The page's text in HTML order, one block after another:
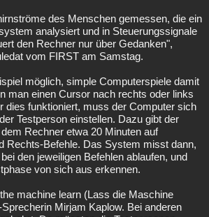
des Menschen gemessen, die ein
analysiert und in Steuerungssignale
den Rechner nur über Gedanken",
vom FIRST am Samstag.
möglich, simple Computerspiele damit
man einen Cursor nach rechts oder links
dies funktioniert, muss der Computer sich
Testperson einstellen. Dazu gibt der
Rechner etwa 20 Minuten auf
Rechts-Befehle. Das System misst dann,
den jeweiligen Befehlen ablaufen, und
von sich aus erkennen.
machine learn (Lass die Maschine
Mirjam Kaplow. Bei anderen